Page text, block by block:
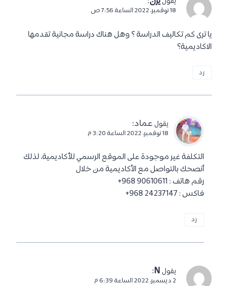
18 نوفمبر، 2022 الساعة 7:56 ص
يا ترى كم تكاليف الدراسة ؟ وهل هناك دراسة مجانية تقدمها
الاكاديمية؟
رد
يقول عماد:
18 نوفمبر، 2022 الساعة 3:20 م
التكلفة غير موجودة على الموقع الرسمي للأكاديمية، لذلك
أنصحك بالتواصل مع الأكاديمية من خلال
رقم هاتف : 90610611 968+
فاكس : 24237147 968+
رد
يقول N
:
2 ديسمبر، 2022 الساعة 6:39 م